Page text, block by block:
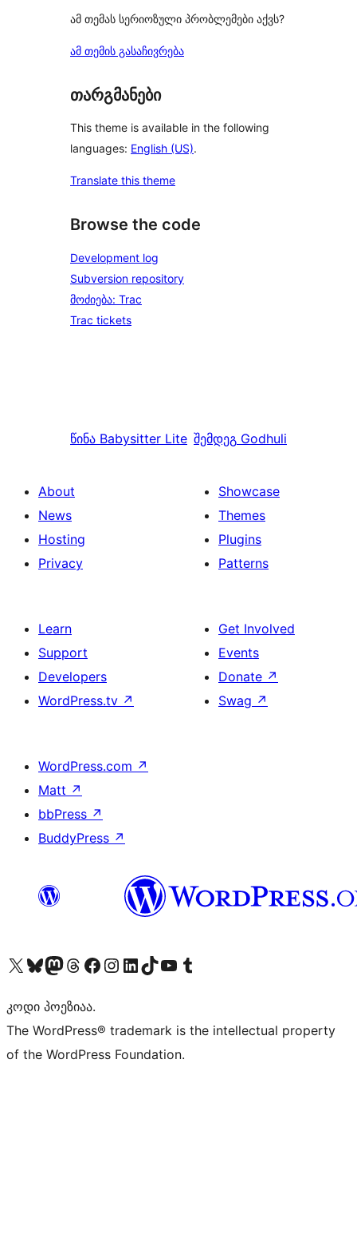
ამ თემას სერიოზული პრობლემები აქვს?
ამ თემის გასაჩივრება
თარგმანები
This theme is available in the following
languages: English (US).
Translate this theme
Browse the code
Development log
Subversion repository
მოძიება: Trac
Trac tickets
წინა Babysitter Lite შემდეგ Godhuli
About
News
Hosting
Privacy
Showcase
Themes
Plugins
Patterns
Learn
Support
Developers
WordPress.tv ↗
Get Involved
Events
Donate ↗
Swag ↗
WordPress.com ↗
Matt ↗
bbPress ↗
BuddyPress ↗
Visit our X (formerly Twitter) account
Visit our Bluesky account
Visit our Mastodon account
Visit our Threads account
Visit our Facebook page
Visit our Instagram account
Visit our LinkedIn account
Visit our TikTok account
Visit our YouTube channel
Visit our Tumblr account
კოდი პოეზიაა.
The WordPress® trademark is the intellectual property
of the WordPress Foundation.